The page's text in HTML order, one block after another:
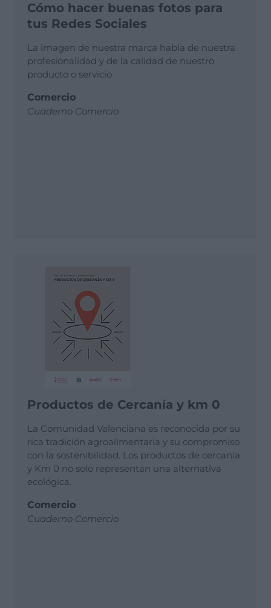
Cómo hacer buenas fotos para
tus Redes Sociales
La imagen de nuestra marca habla de nuestra
profesionalidad y de la calidad de nuestro
producto o servicio
Comercio
Cuaderno Comercio
Productos de Cercanía y km 0
La Comunidad Valenciana es reconocida por su
rica tradición agroalimentaria y su compromiso
con la sostenibilidad. Los productos de cercanía
y Km 0 no solo representan una alternativa
ecológica.
Comercio
Cuaderno Comercio